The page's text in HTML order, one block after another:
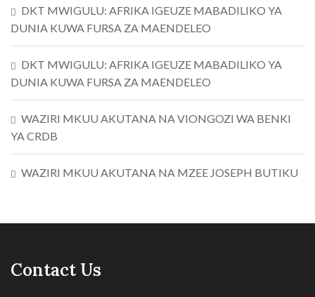
DKT MWIGULU: AFRIKA IGEUZE MABADILIKO YA
DUNIA KUWA FURSA ZA MAENDELEO
DKT MWIGULU: AFRIKA IGEUZE MABADILIKO YA
DUNIA KUWA FURSA ZA MAENDELEO
WAZIRI MKUU AKUTANA NA VIONGOZI WA BENKI
YA CRDB
WAZIRI MKUU AKUTANA NA MZEE JOSEPH BUTIKU
Contact Us